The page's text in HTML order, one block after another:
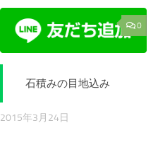
0
石積みの目地込み
2015年3月24日